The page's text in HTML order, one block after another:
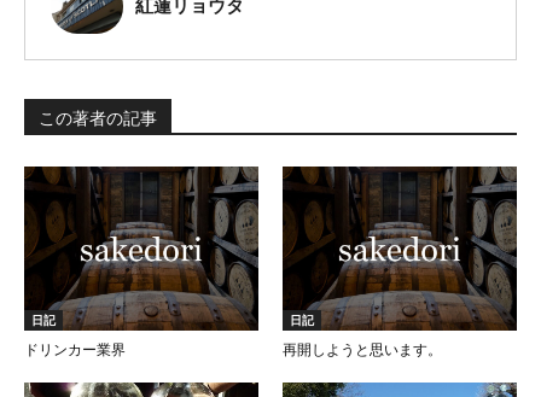
紅蓮リョウタ
この著者の記事
日記
ドリンカー業界
日記
再開しようと思います。